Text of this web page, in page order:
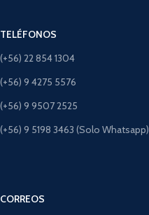
TELÉFONOS
(+56) 22 854 1304
(+56) 9 4275 5576
(+56) 9 9507 2525
(+56) 9 5198 3463 (Solo Whatsapp)
CORREOS